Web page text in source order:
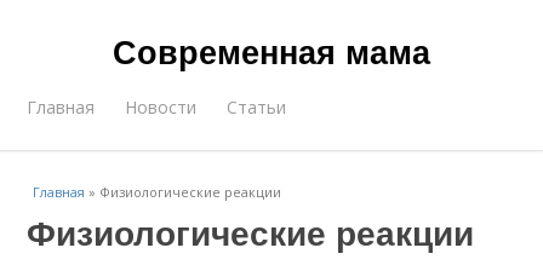
Современная мама
Главная Новости Статьи
Главная » Физиологические реакции
Физиологические реакции